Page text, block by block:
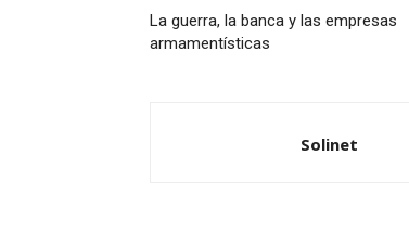
La guerra, la banca y las empresas
armamentísticas
Solinet